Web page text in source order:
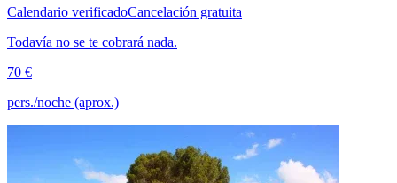
Calendario verificadoCancelación gratuita
Todavía no se te cobrará nada.
70 €
pers./noche (aprox.)